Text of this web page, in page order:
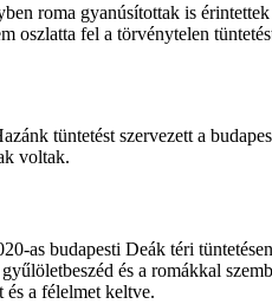
roma gyanúsítottak is
oszlatta fel a törvénytelen
tüntetést szervezett a
voltak.
as budapesti Deák téri
és a romákkal
és a félelmet keltve.